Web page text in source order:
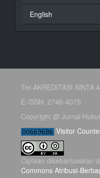
English
Ter-AKREDITASI SINTA 4
E-ISSN: 2746-4075
Copyright @ Jurnal
Visitor
Ciptaan disebarluaskan
Commons Atribusi-